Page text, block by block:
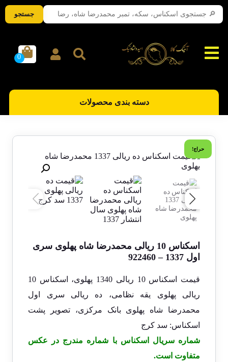
دسته بندی محصولات
حراج!
اسکناس 10 ریالی محمدرضا شاه پهلوی سری
اول 1337 – 922460
قیمت اسکناس 10 ریالی 1340 پهلوی، اسکناس 10
ریالی پهلوی یقه نظامی، ده ریالی سری اول
محمدرضا شاه پهلوی بانک مرکزی، تصویر پشت
اسکناس: سد کرج
شماره سریال اسکناس با شماره مندرج در عکس
متفاوت است.
جستجو